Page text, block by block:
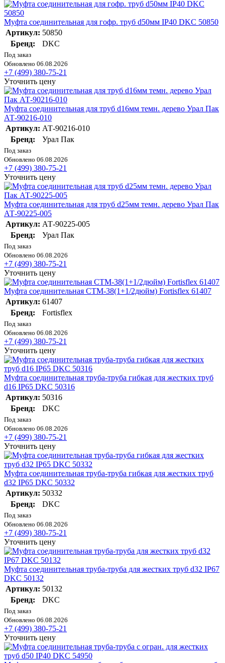
Муфта соединительная для гофр. труб d50мм IP40 DKC 50850
Артикул: 50850
Бренд:
DKC
Под заказ
Обновлено 06.08.2026
+7 (499) 380-75-21
Уточнить цену
Муфта соединительная для труб d16мм темн. дерево Урал Пак
АТ-90216-010
Артикул: АТ-90216-010
Бренд:
Урал Пак
Под заказ
Обновлено 06.08.2026
+7 (499) 380-75-21
Уточнить цену
Муфта соединительная для труб d25мм темн. дерево Урал Пак
АТ-90225-005
Артикул: АТ-90225-005
Бренд:
Урал Пак
Под заказ
Обновлено 06.08.2026
+7 (499) 380-75-21
Уточнить цену
Муфта соединительная СТМ-38(1+1/2дюйм) Fortisflex 61407
Артикул: 61407
Бренд:
Fortisflex
Под заказ
Обновлено 06.08.2026
+7 (499) 380-75-21
Уточнить цену
Муфта соединительная труба-труба гибкая для жестких труб
d16 IP65 DKC 50316
Артикул: 50316
Бренд:
DKC
Под заказ
Обновлено 06.08.2026
+7 (499) 380-75-21
Уточнить цену
Муфта соединительная труба-труба гибкая для жестких труб
d32 IP65 DKC 50332
Артикул: 50332
Бренд:
DKC
Под заказ
Обновлено 06.08.2026
+7 (499) 380-75-21
Уточнить цену
Муфта соединительная труба-труба для жестких труб d32 IP67
DKC 50132
Артикул: 50132
Бренд:
DKC
Под заказ
Обновлено 06.08.2026
+7 (499) 380-75-21
Уточнить цену